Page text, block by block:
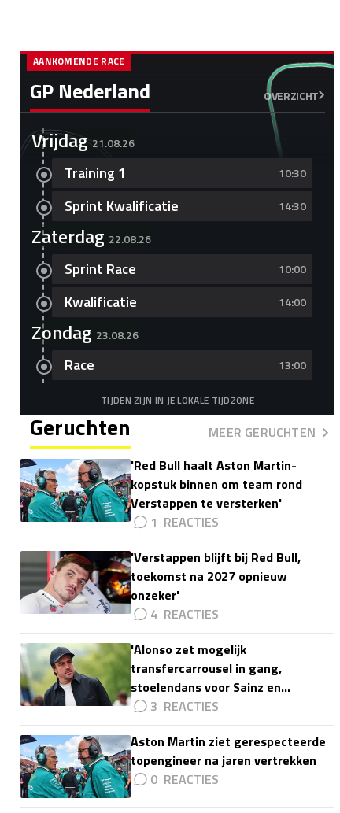
GP Nederland OVERZICHT
AANKOMENDE RACE
Vrijdag 21.08.26
Training 1 10:30
Sprint Kwalificatie 14:30
Zaterdag 22.08.26
Sprint Race 10:00
Kwalificatie 14:00
Zondag 23.08.26
Race 13:00
TIJDEN ZIJN IN JE LOKALE TIJDZONE
Geruchten
MEER GERUCHTEN
'Red Bull haalt Aston Martin-
kopstuk binnen om team rond
Verstappen te versterken'
1
'Verstappen blijft bij Red Bull,
toekomst na 2027 opnieuw
onzeker'
4
'Alonso zet mogelijk
transfercarrousel in gang,
stoelendans voor Sainz en
Colapinto'
3
Aston Martin ziet gerespecteerde
topengineer na jaren vertrekken
0